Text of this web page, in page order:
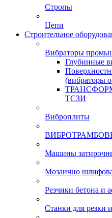
Стропы
Цепи
Строительное
Вибраторы
Глубинные
(вибраторы
ТСЗИ
Виброплиты
Машины
Мозаично
Резчики бетона и
Станки для резки